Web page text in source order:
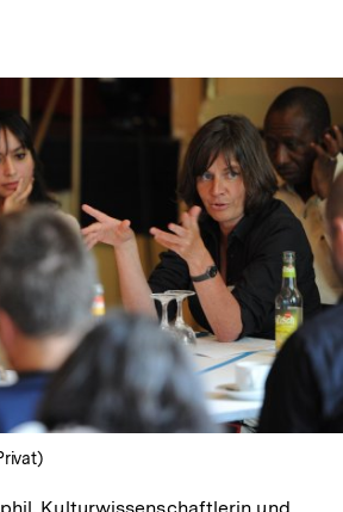
In
Lightbox
öffnen